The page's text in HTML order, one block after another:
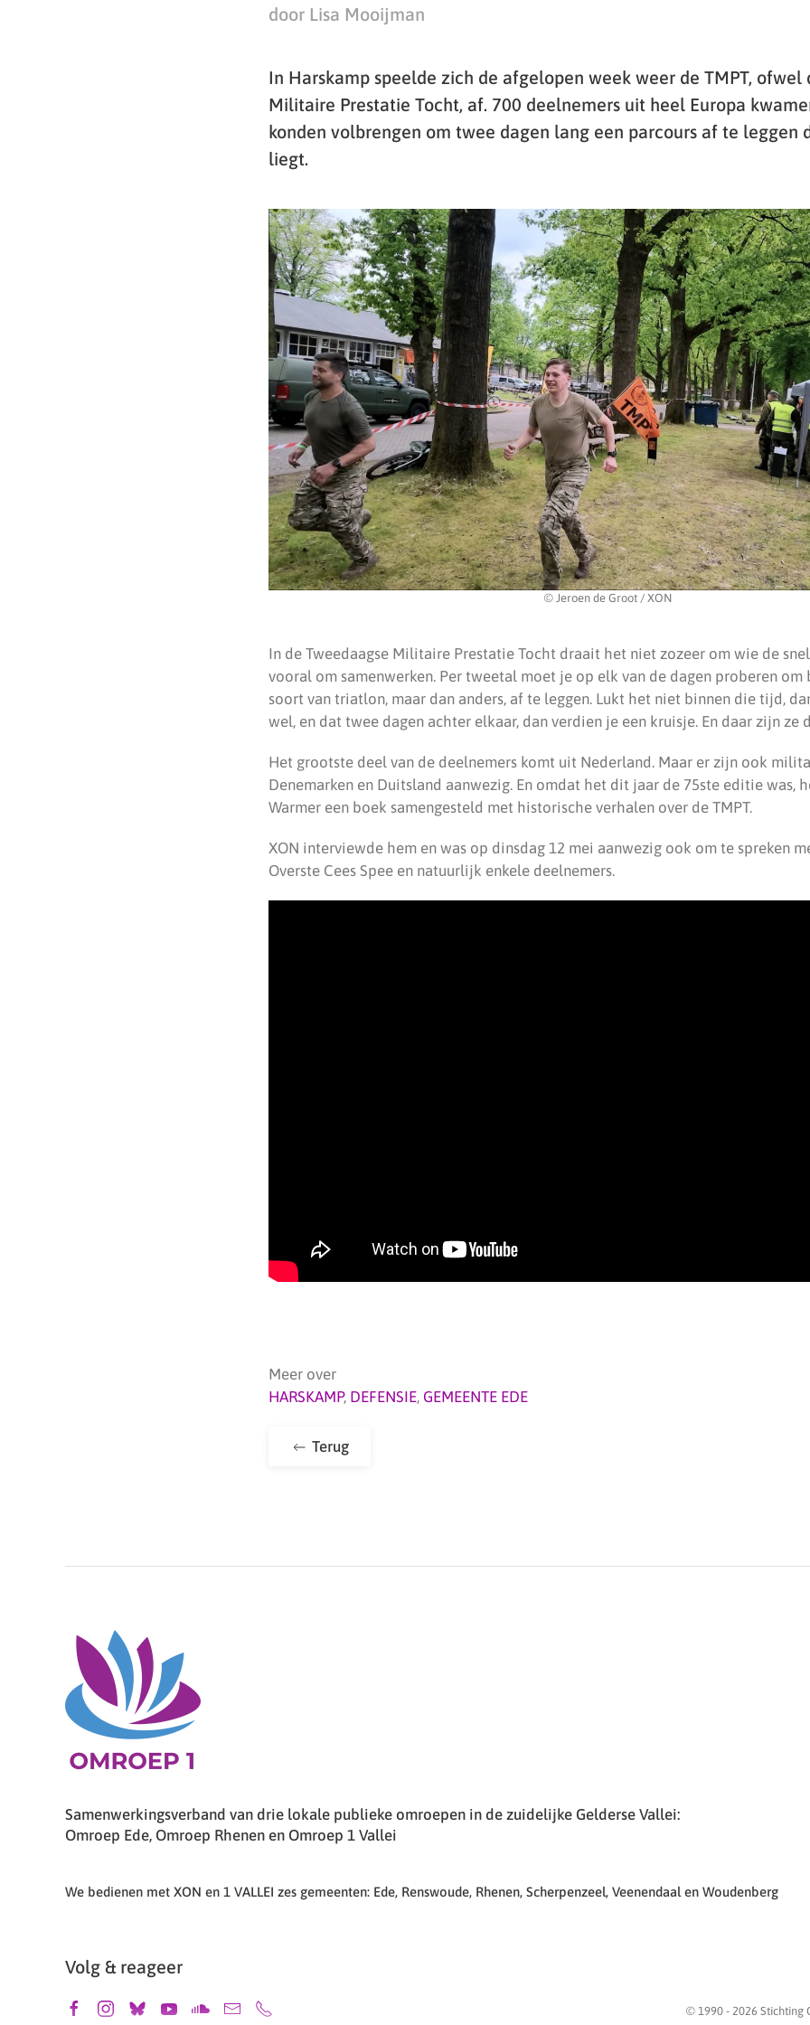
door Lisa Mooijman
In Harskamp speelde zich de afgelopen week weer de TMPT, ofwel
Militaire Prestatie Tocht, af. 700 deelnemers uit heel Europa
konden volbrengen om twee dagen lang een parcours af te leggen
liegt.
© Jeroen de Groot / XON
In de Tweedaagse Militaire Prestatie Tocht draait het niet zozeer om wie de
vooral om samenwerken. Per tweetal moet je op elk van de dagen proberen om
soort van triatlon, maar dan anders, af te leggen. Lukt het niet binnen die tijd,
wel, en dat twee dagen achter elkaar, dan verdien je een kruisje. En daar zijn ze
Het grootste deel van de deelnemers komt uit Nederland. Maar er zijn ook
Denemarken en Duitsland aanwezig. En omdat het dit jaar de 75ste editie was,
Warmer een boek samengesteld met historische verhalen over de TMPT.
XON interviewde hem en was op dinsdag 12 mei aanwezig ook om te spreken
Overste Cees Spee en natuurlijk enkele deelnemers.
Meer over
HARSKAMP, DEFENSIE, GEMEENTE EDE
Terug
Samenwerkingsverband van drie lokale publieke omroepen in de zuidelijke Gelderse Vallei:
Omroep Ede, Omroep Rhenen en Omroep 1 Vallei
We bedienen met XON en 1 VALLEI zes gemeenten: Ede, Renswoude, Rhenen, Scherpenzeel, Veenendaal en Woudenberg
Volg & reageer
© 1990 - 2026 Stichting